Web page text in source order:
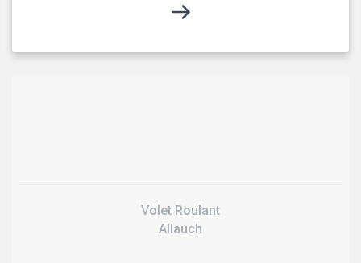
Volet Roulant
Allauch